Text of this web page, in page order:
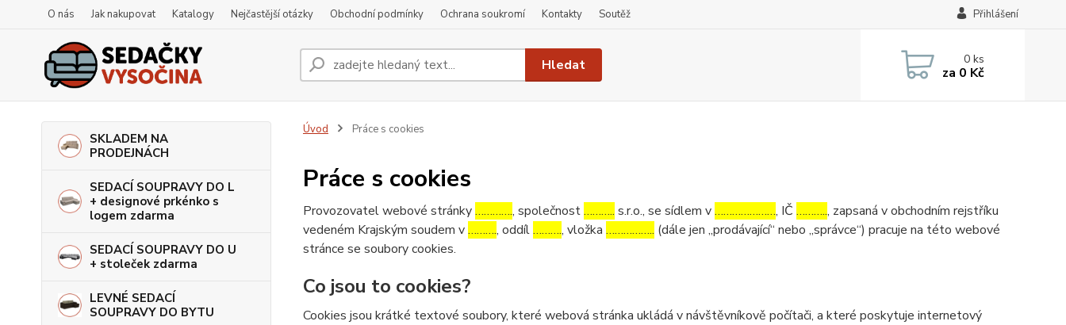
O nás Jak nakupovat Katalogy Nejčastější otázky Obchodní podmínky Ochrana soukromí Kontakty Soutěž Přihlášení
Hledat 0ks
za 0 Kč
SKLADEM NA
PRODEJNÁCH
SEDACÍ SOUPRAVY DO L
+ designové prkénko s
logem zdarma
SEDACÍ SOUPRAVY DO U
+ stoleček zdarma
LEVNÉ SEDACÍ
SOUPRAVY DO BYTU
Úvod Práce s cookies
Práce s cookies
Provozovatel webové stránky…………., společnost……….. s.r.o., se sídlem v…………………, IČ ……….., zapsaná v obchodním rejstříku
vedeném Krajským soudem v………., oddíl………., vložka …………….. (dále jen „prodávající“ nebo „správce“) pracuje na této webové
stránce se soubory cookies.
Co jsou to cookies?
Cookies jsou krátké textové soubory, které webová stránka ukládá v návštěvníkově počítači, a které poskytuje internetový